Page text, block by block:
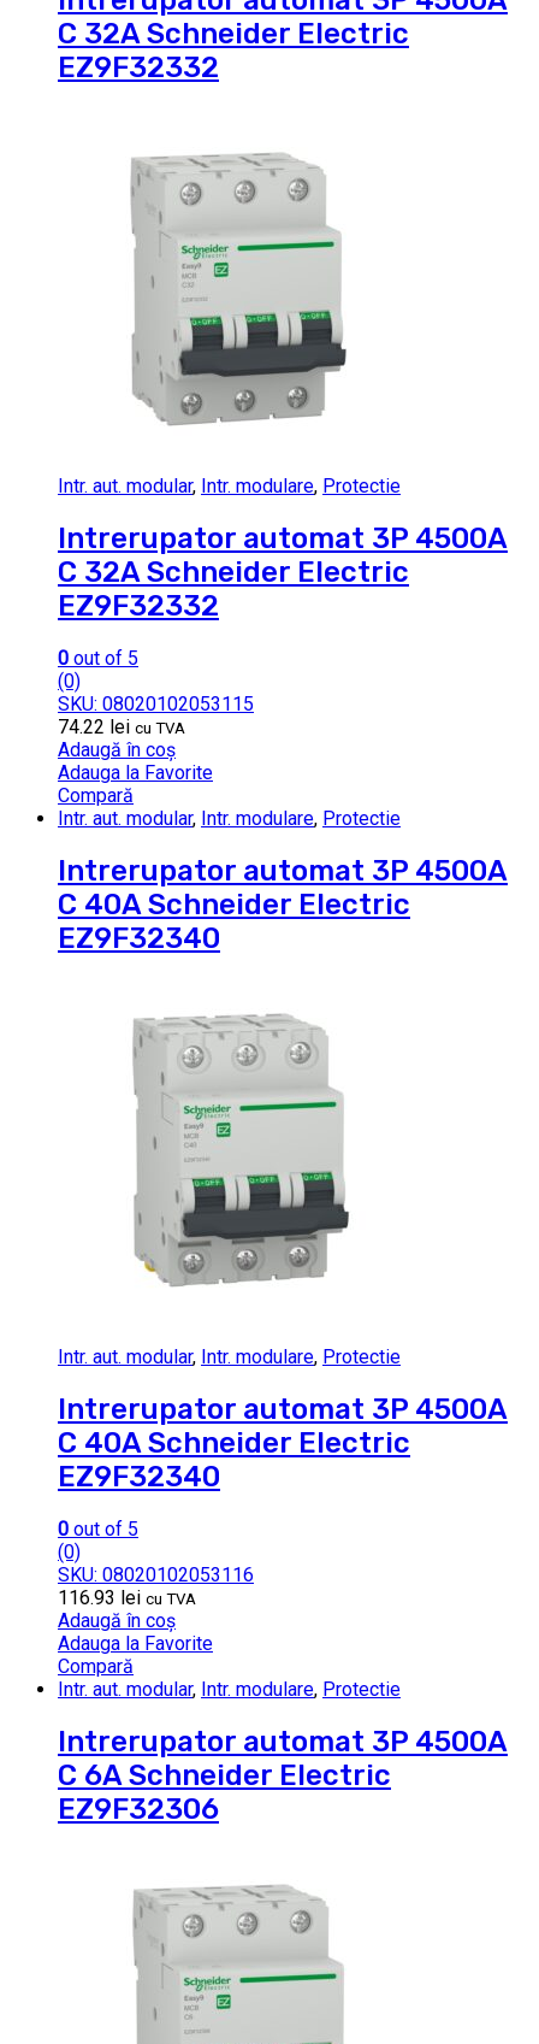
C 32A Schneider Electric
EZ9F32332
Intr. aut. modular, Intr. modulare, Protectie
Intrerupator automat 3P 4500A
C 32A Schneider Electric
EZ9F32332
0 out of 5
(0)
SKU: 08020102053115
74.22 lei cu TVA
Adaugă în coș
Adauga la Favorite
Compară
Intr. aut. modular, Intr. modulare, Protectie
Intrerupator automat 3P 4500A
C 40A Schneider Electric
EZ9F32340
Intr. aut. modular, Intr. modulare, Protectie
Intrerupator automat 3P 4500A
C 40A Schneider Electric
EZ9F32340
0 out of 5
(0)
SKU: 08020102053116
116.93 lei cu TVA
Adaugă în coș
Adauga la Favorite
Compară
Intr. aut. modular, Intr. modulare, Protectie
Intrerupator automat 3P 4500A
C 6A Schneider Electric
EZ9F32306